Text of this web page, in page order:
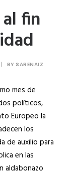
fin
| BY SARENAIZ
mes de
políticos,
Europeo la
los
de auxilio para
en las
aldabonazo